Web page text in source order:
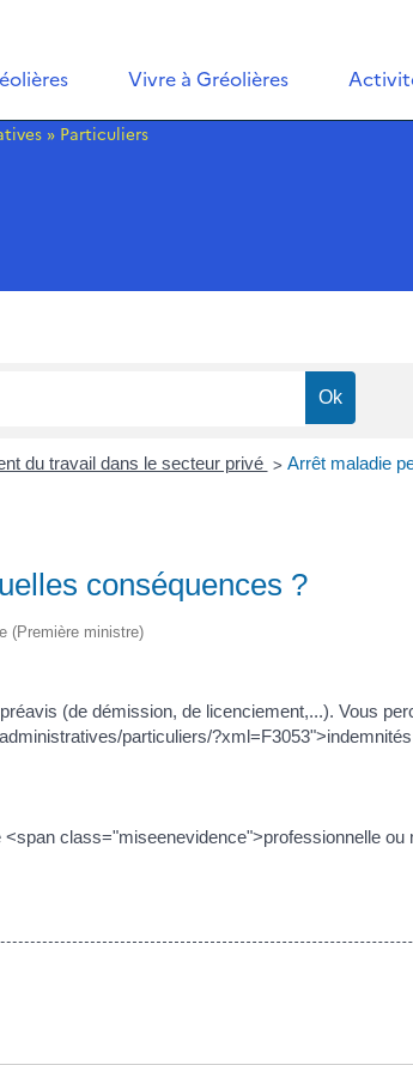
Vivre à Gréolières
» Particuliers
du travail dans le secteur privé > Arrêt maladie
conséquences ?
(Première ministre)
(de démission, de licenciement,...). Vous
particuliers/
class="miseenevidence">professionnelle